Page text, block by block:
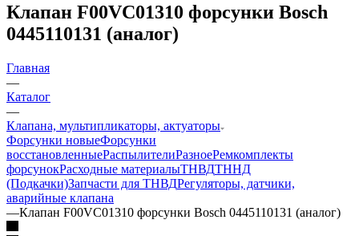
Клапан F00VC01310 форсунки Bosch
0445110131 (аналог)
Главная
—
Каталог
—
Клапана, мультипликаторы, актуаторы
Форсунки новыеФорсунки
восстановленныеРаспылителиРазноеРемкомплекты
форсунокРасходные материалыТНВДТННД
(Подкачки)Запчасти для ТНВДРегуляторы, датчики,
аварийные клапана
—Клапан F00VC01310 форсунки Bosch 0445110131 (аналог)